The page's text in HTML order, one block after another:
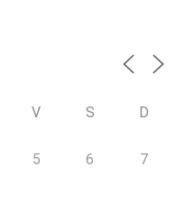
V S D
5 6 7